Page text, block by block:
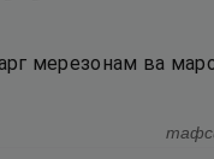
мерезонам ва